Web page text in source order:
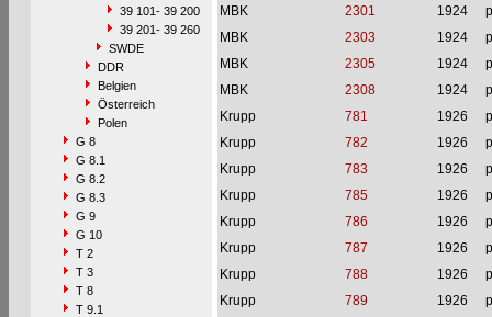
39 101- 39 200
39 201- 39 260
SWDE
DDR
Belgien
Österreich
Polen
G 8
G 8.1
G 8.2
G 8.3
G 9
G 10
T 2
T 3
T 8
T 9.1
MBK
2301 1924
MBK
2303 1924
MBK
2305 1924
MBK
2308 1924
Krupp
781 1926
Krupp
782 1926
Krupp
783 1926
Krupp
785 1926
Krupp
786 1926
Krupp
787 1926
Krupp
788 1926
Krupp
789 1926